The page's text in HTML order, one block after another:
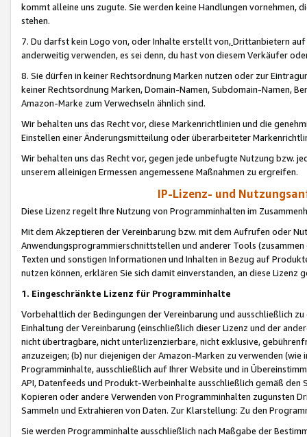
kommt alleine uns zugute. Sie werden keine Handlungen vornehmen,
stehen.
7. Du darfst kein Logo von, oder Inhalte erstellt von,Drittanbietern auf
anderweitig verwenden, es sei denn, du hast von diesem Verkäufer
8. Sie dürfen in keiner Rechtsordnung Marken nutzen oder zur
keiner Rechtsordnung Marken, Domain-Namen, Subdomain-Namen,
Amazon-Marke zum Verwechseln ähnlich sind.
Wir behalten uns das Recht vor, diese Markenrichtlinien und die
Einstellen einer Änderungsmitteilung oder überarbeiteter
Wir behalten uns das Recht vor, gegen jede unbefugte Nutzung bzw.
unserem alleinigen Ermessen angemessene Maßnahmen zu ergreifen.
IP-Lizenz- und
Diese Lizenz regelt Ihre Nutzung von Programminhalten im
Mit dem Akzeptieren der Vereinbarung bzw. mit dem Aufrufen oder
Anwendungsprogrammierschnittstellen und anderer Tools (zusammen
Texten und sonstigen Informationen und Inhalten in Bezug auf
nutzen können, erklären Sie sich damit einverstanden, an diese Lizenz
1. Eingeschränkte Lizenz für Programminhalte
Vorbehaltlich der Bedingungen der Vereinbarung und ausschließlich
Einhaltung der Vereinbarung (einschließlich dieser Lizenz und der
nicht übertragbare, nicht unterlizenzierbare, nicht exklusive,
anzuzeigen; (b) nur diejenigen der Amazon-Marken zu verwenden
Programminhalte, ausschließlich auf Ihrer Website und in
API, Datenfeeds und Produkt-Werbeinhalte ausschließlich gemäß
Kopieren oder andere Verwenden von Programminhalten zugunsten
Sammeln und Extrahieren von Daten. Zur Klarstellung: Zu den
Sie werden Programminhalte ausschließlich nach Maßgabe der